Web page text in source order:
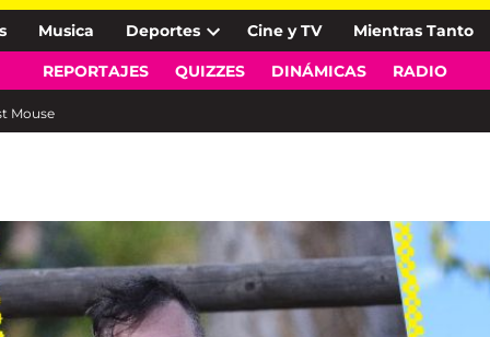
Musica Deportes
Open
dropdown
Cine y TV Mientras Tanto
REPORTAJES QUIZZES DINÁMICAS RADIO
Mouse